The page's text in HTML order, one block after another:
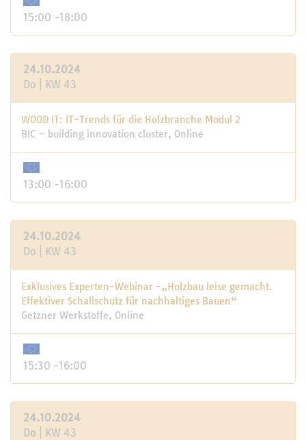
15:00 -18:00
24.10.2024
Do | KW 43
WOOD IT: IT-Trends für die Holzbranche Modul 2
BIC – building innovation cluster, Online
13:00 -16:00
24.10.2024
Do | KW 43
Exklusives Experten-Webinar -„Holzbau leise gemacht.
Effektiver Schallschutz für nachhaltiges Bauen“
Getzner Werkstoffe, Online
15:30 -16:00
24.10.2024
Do | KW 43